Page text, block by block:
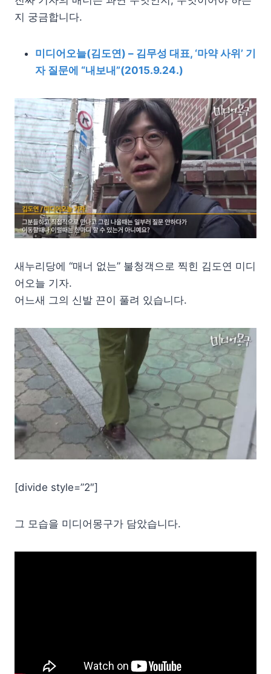
지 궁금합니다.
미디어오늘(김도연) – 김무성 대표, ‘마약 사위’ 기
자 질문에 “내보내”(2015.9.24.)
새누리당에 “매너 없는” 불청객으로 찍힌 김도연 미디
어오늘 기자.
어느새 그의 신발 끈이 풀려 있습니다.
[divide style=”2″]
그 모습을 미디어몽구가 담았습니다.